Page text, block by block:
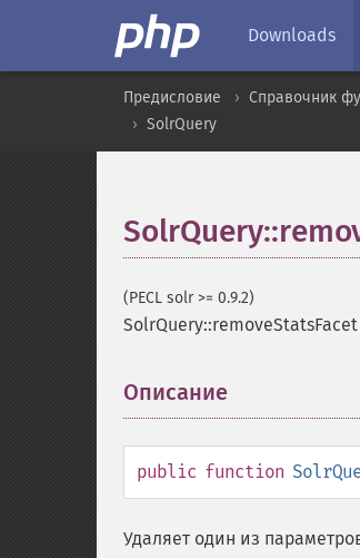
Downloads
Предисловие Справочник
SolrQuery
(PECL solr >= 0.9.2)
SolrQuery::removeStatsFacet
Описание
public function
Удаляет один из